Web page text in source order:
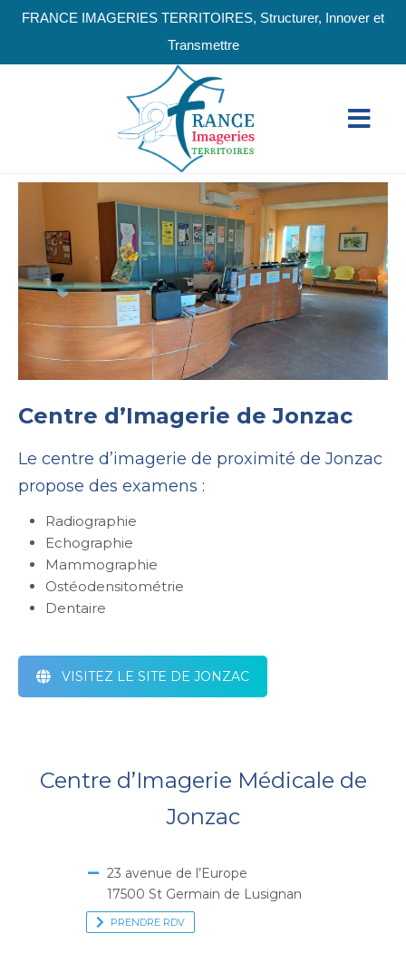
FRANCE IMAGERIES TERRITOIRES, Structurer, Innover et
Transmettre
Centre d’Imagerie de Jonzac
Le centre d’imagerie de proximité de Jonzac
propose des examens :
Radiographie
Echographie
Mammographie
Ostéodensitométrie
Dentaire
VISITEZ LE SITE DE JONZAC
Centre d’Imagerie Médicale de
Jonzac
23 avenue de l’Europe
17500 St Germain de Lusignan
PRENDRE RDV